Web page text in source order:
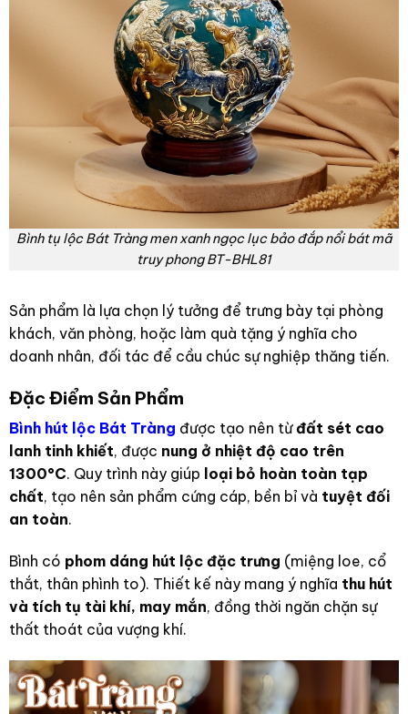
Bình tụ lộc Bát Tràng men xanh ngọc lục bảo đắp nổi bát mã
truy phong BT-BHL81
Sản phẩm là lựa chọn lý tưởng để trưng bày tại phòng
khách, văn phòng, hoặc làm quà tặng ý nghĩa cho
doanh nhân, đối tác để cầu chúc sự nghiệp thăng tiến.
Đặc Điểm Sản Phẩm
Bình hút lộc Bát Tràng được tạo nên từđất sét cao
lanh tinh khiết, được nung ở nhiệt độ cao trên
1300°C. Quy trình này giúp loại bỏ hoàn toàn tạp
chất, tạo nên sản phẩm cứng cáp, bền bỉ và tuyệt đối
an toàn.
Bình có phom dáng hút lộc đặc trưng (miệng loe, cổ
thắt, thân phình to). Thiết kế này mang ý nghĩa thu hút
và tích tụ tài khí, may mắn, đồng thời ngăn chặn sự
thất thoát của vượng khí.